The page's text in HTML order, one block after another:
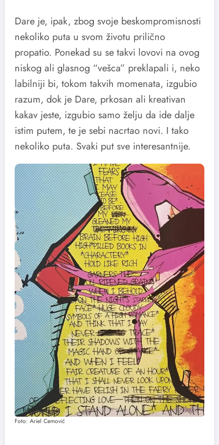
Dare je, ipak, zbog svoje beskompromisnosti
nekoliko puta u svom životu prilično
propatio. Ponekad su se takvi lovovi na ovog
niskog ali glasnog “vešca” preklapali i, neko
labilniji bi, tokom takvih momenata, izgubio
razum, dok je Dare, prkosan ali kreativan
kakav jeste, izgubio samo želju da ide dalje
istim putem, te je sebi nacrtao novi. I tako
nekoliko puta. Svaki put sve interesantnije.
Foto: Ariel Cemović